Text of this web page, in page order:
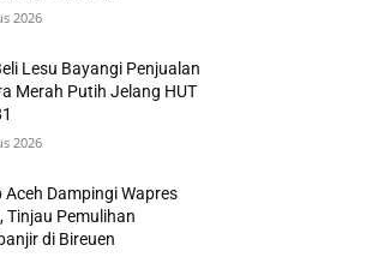
2026
Lesu Bayangi Penjualan
Merah Putih Jelang HUT
2026
Aceh Dampingi Wapres
Tinjau Pemulihan
di Bireuen